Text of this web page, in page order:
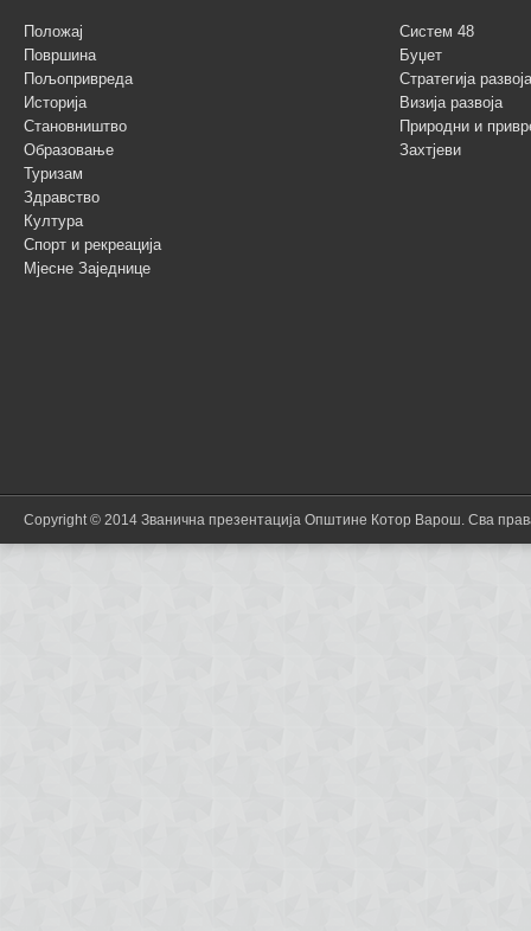
Положај
Површина
Пољопривреда
Историја
Становништво
Образовање
Туризам
Здравство
Култура
Спорт и рекреација
Мјесне Заједнице
Систем 48
Буџет
Стратегија
Визија развоја
Природни и
Захтјеви
Copyright © 2014 Званична презентација Општине Котор Варош. Сва